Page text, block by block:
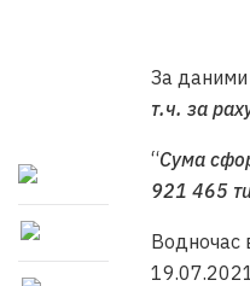
За даними
т.ч. за
“Сума
921 465
Водночас
19.07.2021